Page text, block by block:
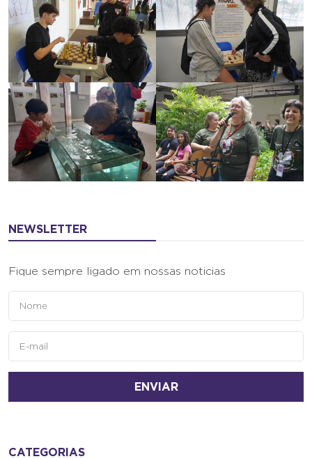
NEWSLETTER
Fique sempre ligado em nossas noticias
ENVIAR
CATEGORIAS